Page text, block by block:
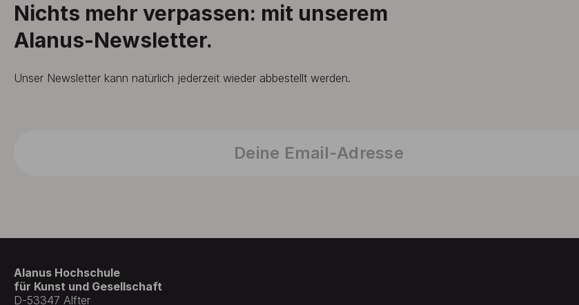
Nichts mehr verpassen: mit unserem
Alanus-Newsletter.
Unser Newsletter kann natürlich jederzeit wieder abbestellt werden.
Alanus Hochschule
für Kunst und Gesellschaft
D-53347 Alfter